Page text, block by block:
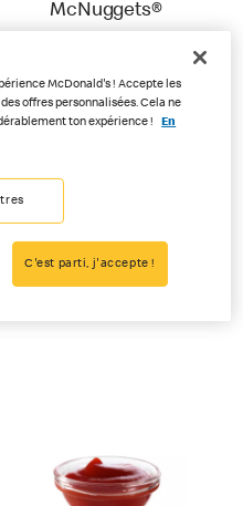
McNuggets®
McDonald's ! Accepte les
offres personnalisées. Cela ne
ton expérience !
En
C'est parti, j'accepte !